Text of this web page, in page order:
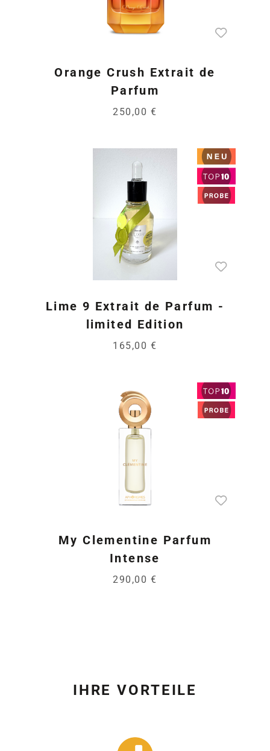
Orange Crush Extrait de
Parfum
250,00 €
Lime 9 Extrait de Parfum -
limited Edition
165,00 €
My Clementine Parfum
Intense
290,00 €
IHRE VORTEILE